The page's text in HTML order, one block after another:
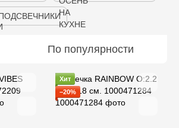
По популярности
Хит
−20%